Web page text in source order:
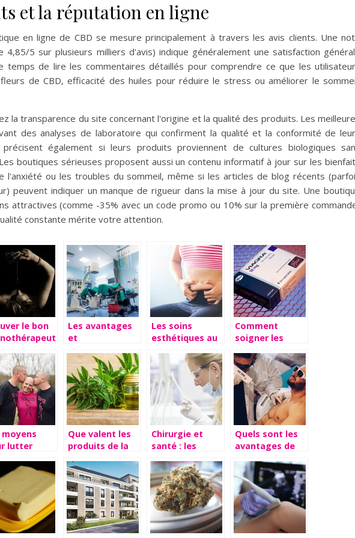
et la réputation en ligne
en ligne de CBD se mesure principalement à travers les avis clients. Une
4,85/5 sur plusieurs milliers d'avis) indique généralement une satisfaction
temps de lire les commentaires détaillés pour comprendre ce que les
de CBD, efficacité des huiles pour réduire le stress ou améliorer le
la transparence du site concernant l'origine et la qualité des produits. Les
des analyses de laboratoire qui confirment la qualité et la conformité de
également si leurs produits proviennent de cultures biologiques
boutiques sérieuses proposent aussi un contenu informatif à jour sur les
l'anxiété ou les troubles du sommeil, même si les articles de blog récents
peuvent indiquer un manque de rigueur dans la mise à jour du site. Une
attractives (comme -35% avec un code promo ou 10% sur la première
constante mérite votre attention.
le bon
stress
Les avantages
et
d’une
intervention de
chirurgie
Les soins
esthétiques au
image
Comment
soigner les
au lit
moyens
lutter
et
Que valent les
produits de la
?
Chirurgie et
santé : les
opérations
possibles sur le
sexe masculin
Quels sont les
avantages de